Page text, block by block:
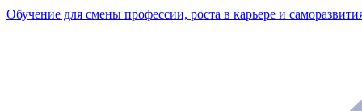
Обучение для смены профессии, роста в карьере и